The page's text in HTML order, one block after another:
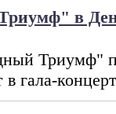
в
Триумф"
в гала-